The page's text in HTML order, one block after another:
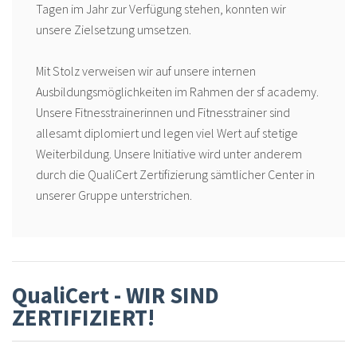
Tagen im Jahr zur Verfügung stehen, konnten wir
unsere Zielsetzung umsetzen.
Mit Stolz verweisen wir auf unsere internen
Ausbildungsmöglichkeiten im Rahmen der sf academy.
Unsere Fitnesstrainerinnen und Fitnesstrainer sind
allesamt diplomiert und legen viel Wert auf stetige
Weiterbildung. Unsere Initiative wird unter anderem
durch die QualiCert Zertifizierung sämtlicher Center in
QualiCert - WIR SIND
ZERTIFIZIERT!